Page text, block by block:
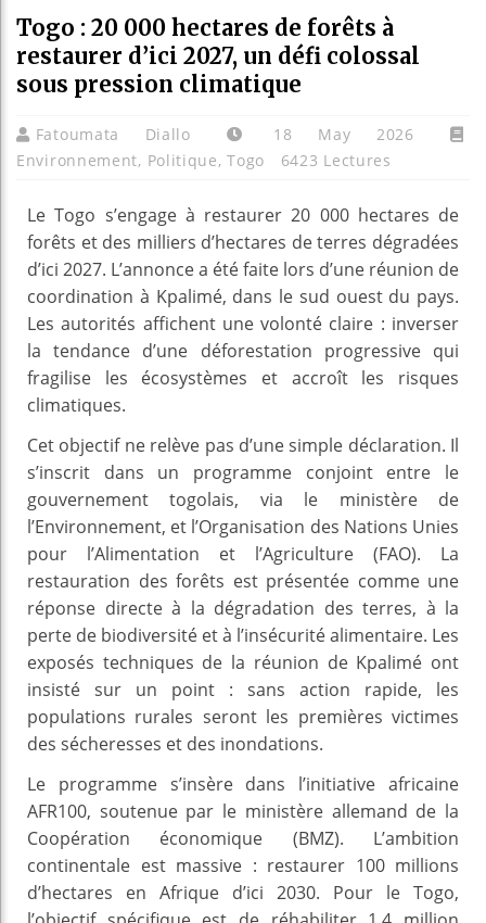
Togo : 20 000 hectares de forêts à
restaurer d’ici 2027, un défi colossal
sous pression climatique
Fatoumata Diallo
18 May 2026
Environnement, Politique,Togo 6423 Lectures
Le Togo s’engage à restaurer 20 000 hectares de
forêts et des milliers d’hectares de terres dégradées
d’ici 2027. L’annonce a été faite lors d’une réunion de
coordination à Kpalimé, dans le sud ouest du pays.
Les autorités affichent une volonté claire : inverser
la tendance d’une déforestation progressive qui
fragilise les écosystèmes et accroît les risques
climatiques.
Cet objectif ne relève pas d’une simple déclaration. Il
s’inscrit dans un programme conjoint entre le
gouvernement togolais, via le ministère de
l’Environnement, et l’Organisation des Nations Unies
pour l’Alimentation et l’Agriculture (FAO). La
restauration des forêts est présentée comme une
réponse directe à la dégradation des terres, à la
perte de biodiversité et à l’insécurité alimentaire. Les
exposés techniques de la réunion de Kpalimé ont
insisté sur un point : sans action rapide, les
populations rurales seront les premières victimes
des sécheresses et des inondations.
Le programme s’insère dans l’initiative africaine
AFR100, soutenue par le ministère allemand de la
Coopération économique (BMZ). L’ambition
continentale est massive : restaurer 100 millions
d’hectares en Afrique d’ici 2030. Pour le Togo,